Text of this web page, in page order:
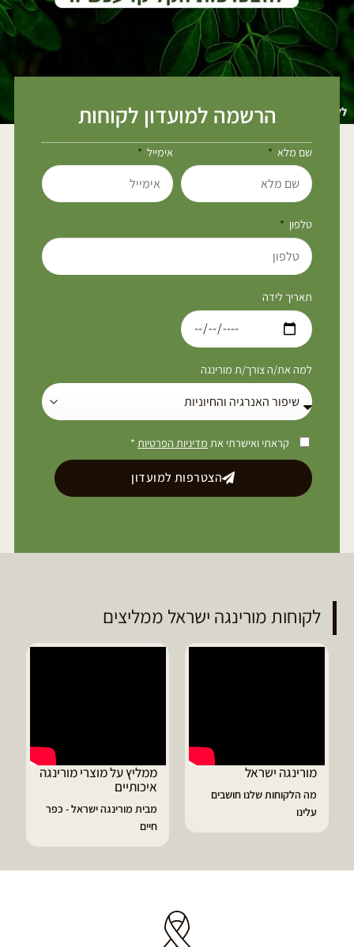
הרשמה למועדון לקוחות
שם מלא אימייל
טלפון
תאריך לידה
למה את/ה צורך/ת מורינגה
קראתי ואישרתי את מדיניות הפרטיות *
הצטרפות למועדון
לקוחות מורינגה ישראל ממליצים
ישראל
הלקוחות שלנו חושבים
ממליץ על מוצרי מורינגה
מבית מורינגה ישראל - כפר
חיים
דיוויד